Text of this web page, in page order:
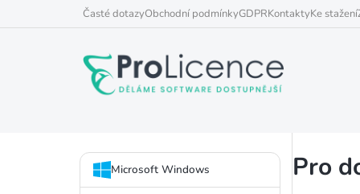
na
Časté dotazyObchodní podmínkyGDPRKontaktyKe stažení
P
Přeskočit
kategorie
Microsoft Windows Pro